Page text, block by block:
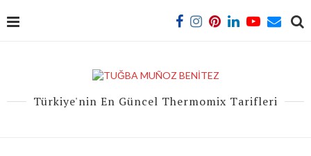
Türkiye'nin En Güncel Thermomix Tarifleri